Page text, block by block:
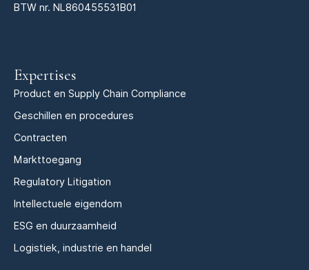
BTW nr. NL860455531B01
Expertises
Product en Supply Chain Compliance
Geschillen en procedures
Contracten
Markttoegang
Regulatory Litigation
Intellectuele eigendom
ESG en duurzaamheid
Logistiek, industrie en handel